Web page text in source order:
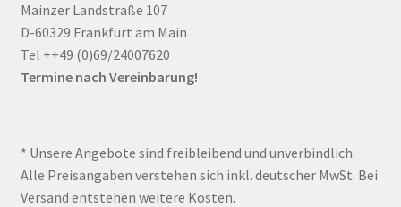
Mainzer Landstraße 107
D-60329 Frankfurt am Main
Tel ++49 (0)69/24007620
Termine nach Vereinbarung!
* Unsere Angebote sind freibleibend und unverbindlich.
Alle Preisangaben verstehen sich inkl. deutscher MwSt. Bei
Versand entstehen weitere Kosten.